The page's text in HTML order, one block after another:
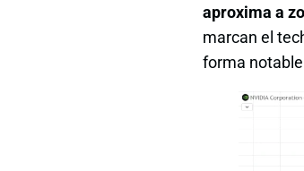
aproxima a
marcan el
forma